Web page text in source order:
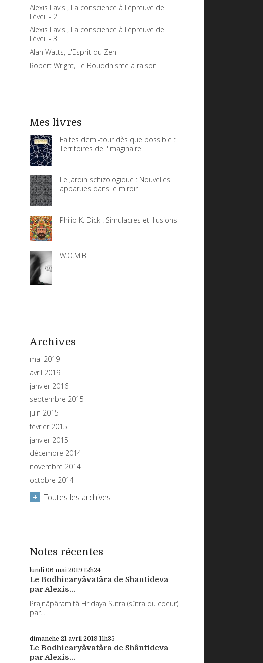
Alexis Lavis , La conscience à l'épreuve de
l'éveil - 2
Alexis Lavis , La conscience à l'épreuve de
l'éveil - 3
Alan Watts, L'Esprit du Zen
Robert Wright, Le Bouddhisme a raison
Mes livres
Faites demi-tour dès que possible :
Territoires de l'imaginaire
Le Jardin schizologique : Nouvelles
apparues dans le miroir
Philip K. Dick : Simulacres et illusions
W.O.M.B
Archives
mai 2019
avril 2019
janvier 2016
septembre 2015
juin 2015
février 2015
janvier 2015
décembre 2014
novembre 2014
octobre 2014
Toutes les archives
Notes récentes
lundi 06 mai 2019 12h24
Le Bodhicaryâvatâra de Shantideva
par Alexis...
Prajnâpâramitâ Hridaya Sutra (sûtra du coeur)
par...
dimanche 21 avril 2019 11h35
Le Bodhicaryâvatâra de Shântideva
par Alexis...